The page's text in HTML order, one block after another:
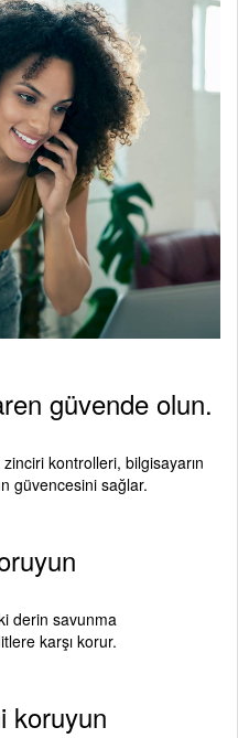
güvende olun.
kontrolleri, bilgisayarın
güvencesini sağlar.
derin savunma
karşı korur.
koruyun